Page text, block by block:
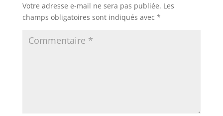
Votre adresse e-mail ne sera pas publiée. Les
champs obligatoires sont indiqués avec *